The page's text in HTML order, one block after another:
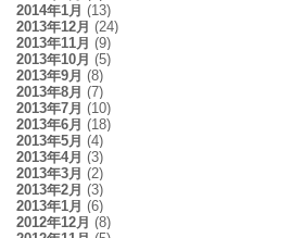
2014年1月 (13)
2013年12月 (24)
2013年11月 (9)
2013年10月 (5)
2013年9月 (8)
2013年8月 (7)
2013年7月 (10)
2013年6月 (18)
2013年5月 (4)
2013年4月 (3)
2013年3月 (2)
2013年2月 (3)
2013年1月 (6)
2012年12月 (8)